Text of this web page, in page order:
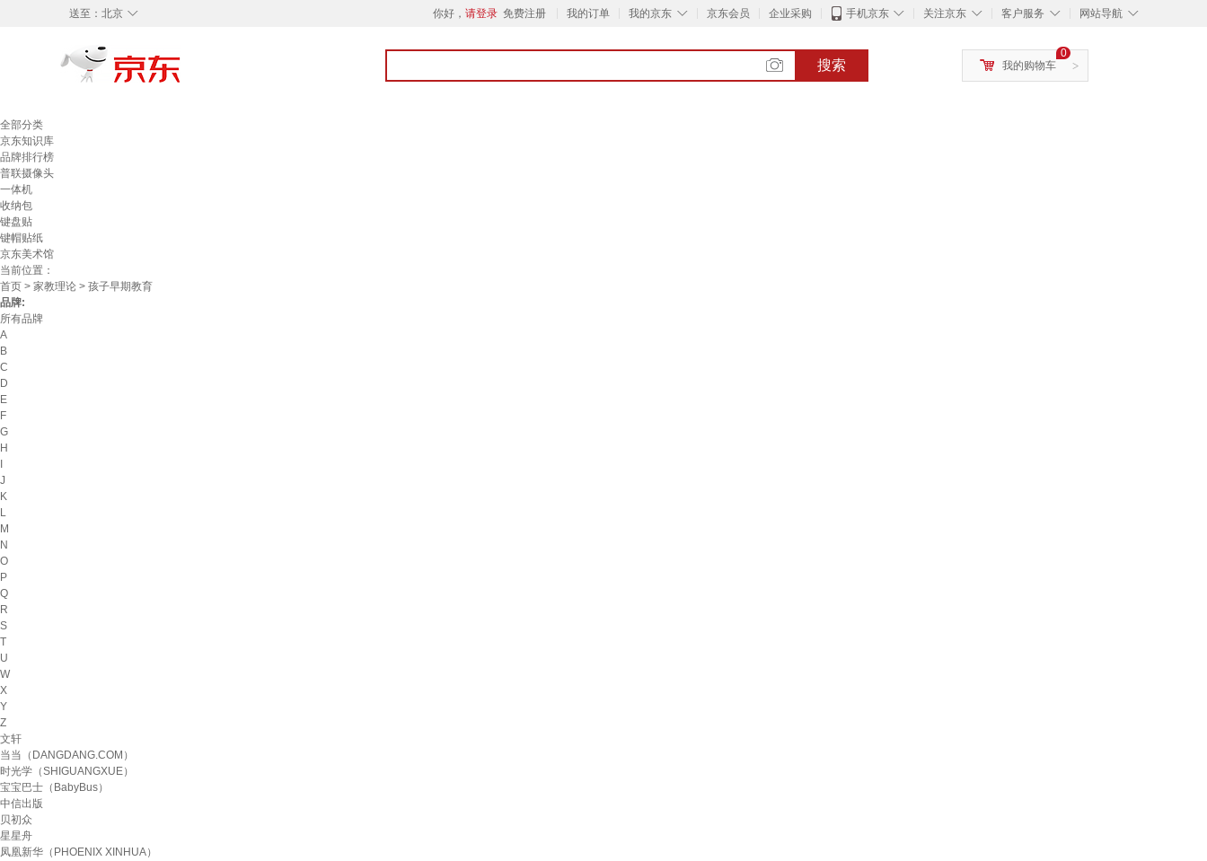
◇
送至： 北京 你好， 请登录 免费注册 我的订单 ◇
我的京东 京东会员 企业采购 ◇
手机京东 ◇
关注京东 ◇
客户服务 ◇
网站导航
搜索 >
0
我的购物车
全部分类
京东知识库
品牌排行榜
普联摄像头
一体机
收纳包
键盘贴
键帽贴纸
京东美术馆
当前位置：
首页 > 家教理论 > 孩子早期教育
品牌:
所有品牌
A
B
C
D
E
F
G
H
J
K
L
M
N
O
P
Q
R
S
T
U
W
X
Y
Z
文轩
当当（DANGDANG.COM）
时光学（SHIGUANGXUE）
宝宝巴士（BabyBus）
中信出版
贝初众
星星舟
凤凰新华（PHOENIX XINHUA）